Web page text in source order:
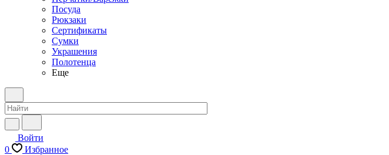
Посуда
Рюкзаки
Сертификаты
Сумки
Украшения
Полотенца
Еще
Войти
0
Избранное